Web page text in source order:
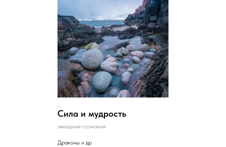
Сила и мудрость
звездные сознания
Драконы и др